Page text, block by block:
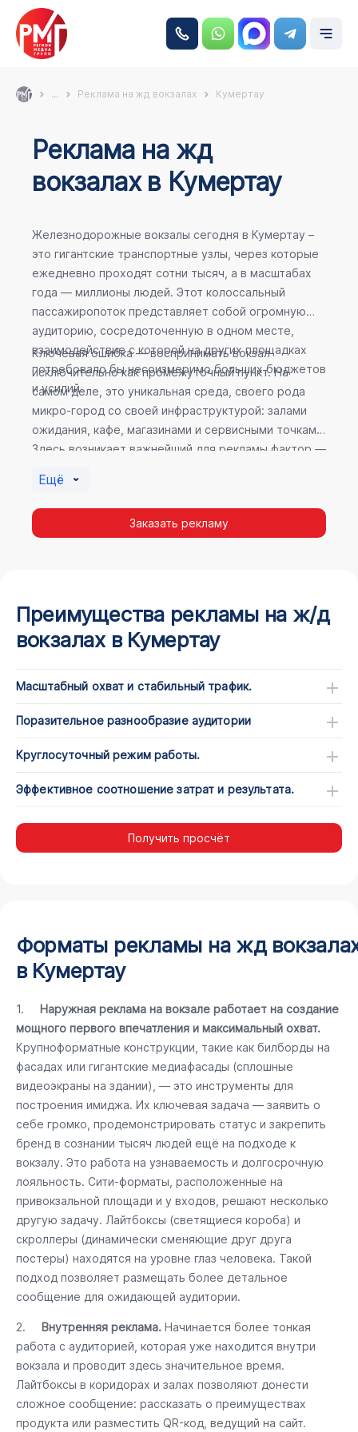
... Реклама на жд вокзалах Кумертау
Реклама на жд
вокзалах в Кумертау
Железнодорожные вокзалы сегодня в Кумертау –
это гигантские транспортные узлы, через которые
ежедневно проходят сотни тысяч, а в масштабах
года — миллионы людей. Этот колоссальный
пассажиропоток представляет собой огромную
аудиторию, сосредоточенную в одном месте,
взаимодействие с которой на других площадках
потребовало бы несоизмеримо больших бюджетов
и усилий.
Ключевая ошибка — воспринимать вокзал
исключительно как промежуточный пункт. На
самом деле, это уникальная среда, своего рода
микро-город со своей инфраструктурой: залами
ожидания, кафе, магазинами и сервисными точками.
Здесь возникает важнейший для рекламы фактор —
пассажир максимально открыт для информации, а
его внимание не так рассеяно, как при беглом
просмотре постов в соцсетях.
Ещё
Заказать рекламу
Преимущества рекламы на ж/д
вокзалах в Кумертау
Масштабный охват и стабильный трафик.
Поразительное разнообразие аудитории
Круглосуточный режим работы.
Эффективное соотношение затрат и результата.
Получить просчёт
Форматы рекламы на жд
в Кумертау
1. Наружная реклама на вокзале работает на создание
мощного первого впечатления и максимальный охват.
Крупноформатные конструкции, такие как билборды на
фасадах или гигантские медиафасады (сплошные
видеоэкраны на здании), — это инструменты для
построения имиджа. Их ключевая задача — заявить о
себе громко, продемонстрировать статус и закрепить
бренд в сознании тысяч людей ещё на подходе к
вокзалу. Это работа на узнаваемость и долгосрочную
лояльность. Сити-форматы, расположенные на
привокзальной площади и у входов, решают несколько
другую задачу. Лайтбоксы (светящиеся короба) и
скроллеры (динамически сменяющие друг друга
постеры) находятся на уровне глаз человека. Такой
подход позволяет размещать более детальное
сообщение для ожидающей аудитории.
2. Внутренняя реклама. Начинается более тонкая
работа с аудиторией, которая уже находится внутри
вокзала и проводит здесь значительное время.
Лайтбоксы в коридорах и залах позволяют донести
сложное сообщение: рассказать о преимуществах
продукта или разместить QR-код, ведущий на сайт.